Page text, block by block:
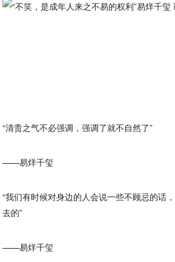
“清贵之气不必强调，强调了就不自然了”
——易烊千玺
“我们有时候对身边的人会说一些不顾忌的话
去的”
——易烊千玺